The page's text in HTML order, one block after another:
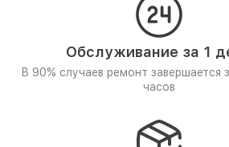
Обслуживание за 1
В 90% случаев ремонт завершается
часов